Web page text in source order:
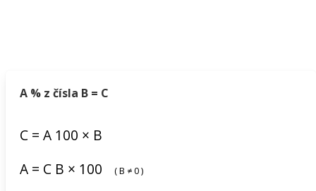
A % z čísla B = C
C = A 100 × B
A = C B × 100 (B ≠0)